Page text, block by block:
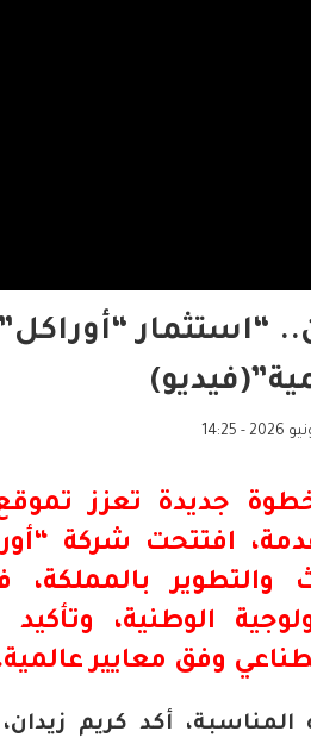
“استثمار
جديدة تعزز
افتتحت شركة
والتطوير
الوطنية، وتأكيد
وفق معايير
المناسبة، أكد كريم